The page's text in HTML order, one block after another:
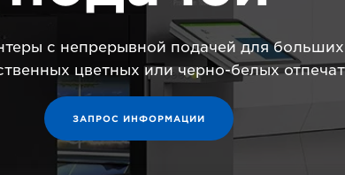
с непрерывной подачей для
цветных или черно-белых
ЗАПРОС ИНФОРМАЦИИ